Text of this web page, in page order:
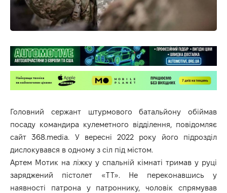
Головний сержант штурмового батальйону обіймав
посаду командира кулеметного відділення, повідомляє
сайт368.media. У вересні 2022 року його підрозділ
дислокувався в одному з сіл під містом.
Артем Мотик на ліжку у спальній кімнаті тримав у руці
заряджений пістолет «ТТ». Не переконавшись у
наявності патрона у патроннику, чоловік спрямував